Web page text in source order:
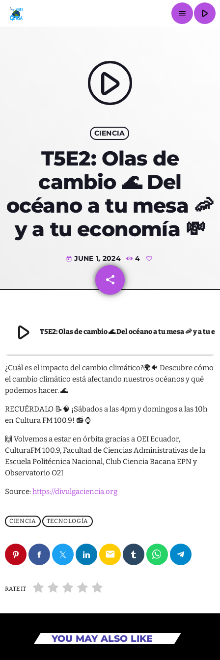
menu play_arrow
EPISODIOS
SERVICIOS
CONTACTO
Ambiente
Derechos
Educación
Empresas
IA
Política
Tecnología
SHOW
play_arrow
CIENCIA
T5E2: Olas de
cambio 🌊 Del
océano a tu mesa 🦐
y a tu economía 💸
today JUNE 1, 2024 4
share
email
play_arrow
¿Cuál es el impacto del cambio climático?🌍🐠 Descubre cómo
el cambio climático está afectando nuestros océanos y qué
podemos hacer. 🌊
RECUÉRDALO 📝🧠 ¡Sábados a las 4pm y domingos a las 10h
en Cultura FM 100.9! 📻 ⌚
🙌 Volvemos a estar en órbita gracias a OEI Ecuador,
CulturaFM 100.9, Facultad de Ciencias Administrativas de la
Escuela Politécnica Nacional, Club Ciencia Bacana EPN y
Observatorio O2I
Source:https://divulgaciencia.org
CIENCIA TECNOLOGÍA
email
RATE IT
YOU MAY ALSO LIKE